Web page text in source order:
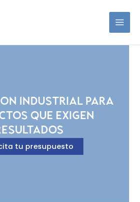
INDUSTRIAL PARA
QUE EXIGEN
tu presupuesto